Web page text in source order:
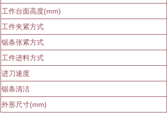
工作台面高度(mm)
工件夹紧方式
锯条张紧方式
工件进料方式
进刀速度
锯条清洁
外形尺寸(mm)